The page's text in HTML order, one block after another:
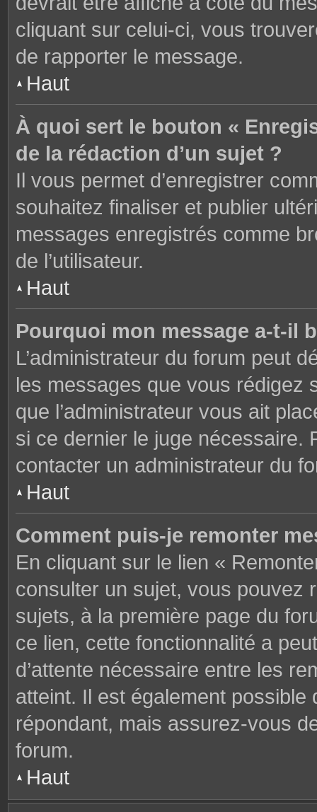
cliquant sur celui-ci, vous
de rapporter le message.
Haut
À quoi sert le bouton «
de la rédaction d’un sujet ?
Il vous permet d’enregistrer
souhaitez finaliser et publier
messages enregistrés comme
de l’utilisateur.
Haut
Pourquoi mon message a-t-il
L’administrateur du forum peut
les messages que vous rédigez
que l’administrateur vous ait
si ce dernier le juge nécessaire.
contacter un administrateur du
Haut
Comment puis-je remonter
En cliquant sur le lien «
consulter un sujet, vous pouvez
sujets, à la première page du
ce lien, cette fonctionnalité a
d’attente nécessaire entre les
atteint. Il est également
répondant, mais assurez-vous
forum.
Haut